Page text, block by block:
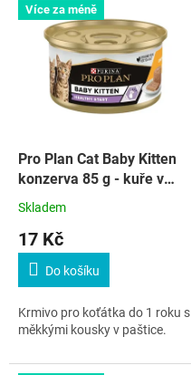
Více za méně
Pro Plan Cat Baby Kitten
konzerva 85 g - kuře v
paštice
Skladem
17 Kč
Do košíku
Krmivo pro koťátka do 1 roku s
měkkými kousky v paštice.